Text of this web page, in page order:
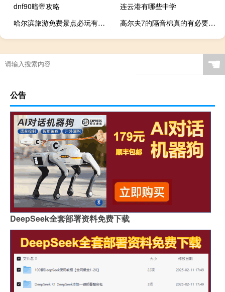
dnf90暗帝攻略
连云港有哪些中学
哈尔滨旅游免费景点必玩有哪些
高尔夫7的隔音棉真的有必要更换吗
☚
公告
DeepSeek全套部署资料免费下载